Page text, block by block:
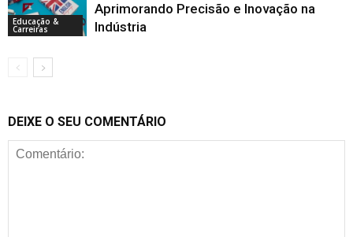
Educação &
Carreiras
Aprimorando Precisão e Inovação na
Indústria
DEIXE O SEU COMENTÁRIO